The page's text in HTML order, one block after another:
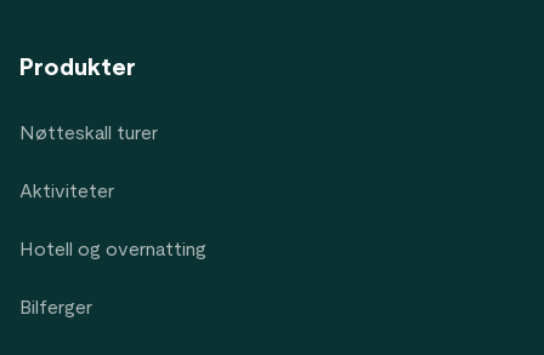
Produkter
Nøtteskall turer
Aktiviteter
Hotell og overnatting
Bilferger